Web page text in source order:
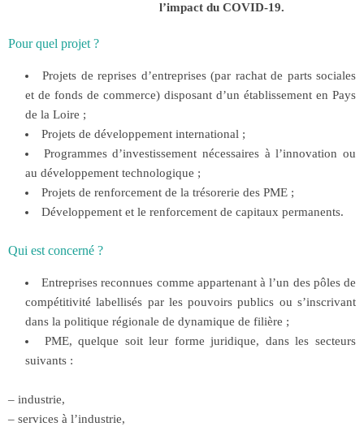
l’impact du COVID-19.
Pour quel projet ?
Projets de reprises d’entreprises (par rachat de parts sociales
et de fonds de commerce) disposant d’un établissement en Pays
de la Loire ;
Projets de développement international ;
Programmes d’investissement nécessaires à l’innovation ou
au développement technologique ;
Projets de renforcement de la trésorerie des PME ;
Développement et le renforcement de capitaux permanents.
Qui est concerné ?
Entreprises reconnues comme appartenant à l’un des pôles de
compétitivité labellisés par les pouvoirs publics ou s’inscrivant
dans la politique régionale de dynamique de filière ;
PME, quelque soit leur forme juridique, dans les secteurs
suivants :
– industrie,
– services à l’industrie,